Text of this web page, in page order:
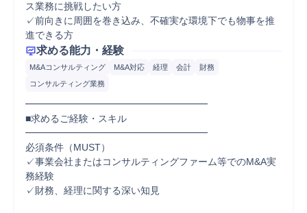
ス業務に挑戦したい方
✓前向きに周囲を巻き込み、不確実な環境下でも物事を推
進できる方
求める能力・経験
M&Aコンサルティング M&A対応 経理 会計
財務
コンサルティング業務
━━━━━━━━━━━━━━━━━━━
■求めるご経験・スキル
━━━━━━━━━━━━━━━━━━━
必須条件（MUST）
✓事業会社またはコンサルティングファーム等でのM&A実
務経験
✓財務、経理に関する深い知見